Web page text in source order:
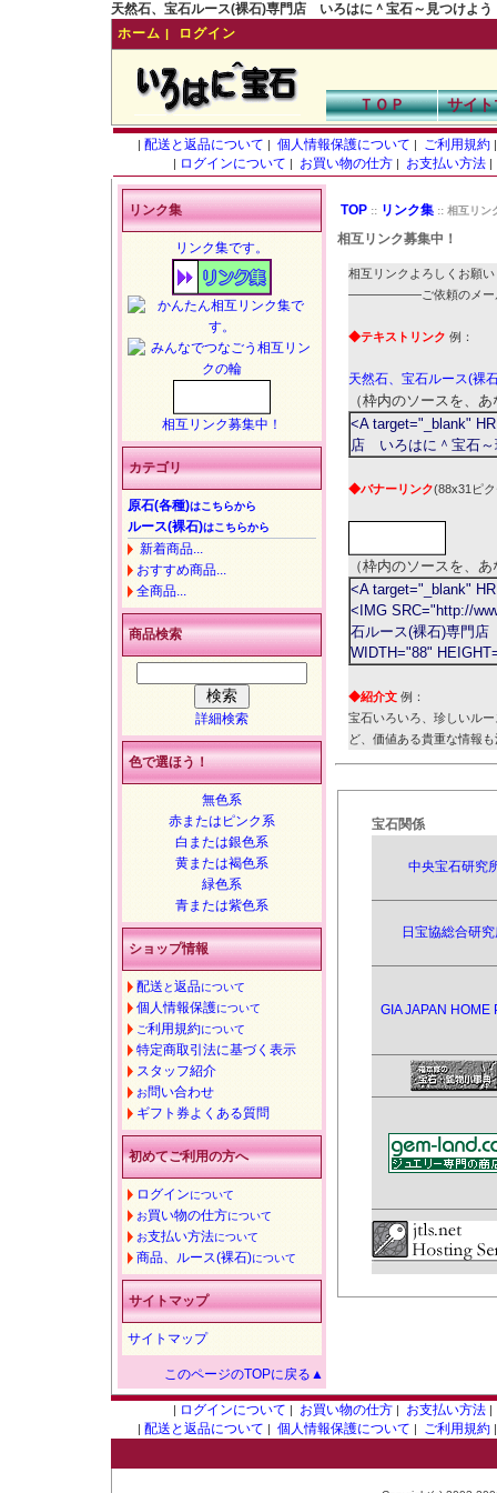
天然石、宝石ルース(裸石)専門店 いろはに＾宝石～見つけよ
ホーム | ログイン
ＴＯＰ サイ
| 配送と返品について | 個人情報保護について | ご利用規約
| ログインについて | お買い物の仕方 | お支払い方法 |
リンク集
リンク集です。
相互リンク募集中！
カテゴリ
原石(各種)はこちらから
ルース(裸石)はこちらから
新着商品...
おすすめ商品...
全商品...
商品検索
詳細検索
色で選ほう！
無色系
赤またはピンク系
白または銀色系
黄または褐色系
緑色系
青または紫色系
ショップ情報
配送 と返品について
個人情報保護について
ご利用規約について
特定商取引法に基づく表示
スタッフ紹介
お問い合わせ
ギフト券よくある質問
初めてご利用の方へ
ログインについて
お買い物の仕方について
お支払い方法について
商品、ルース(裸石)について
サイトマップ
サイトマップ
このページのTOPに戻る▲
TOP :: リンク集 :: 相互リン
相互リンク募集中！
相互リンクよろしくお願
――――――ご依頼のメー
◆テキストリンク 例：
天然石、宝石ルース(裸
（枠内のソースを、
<A target="_blank"
店 いろはに＾宝石～
◆バナーリンク(88x31ピ
（枠内のソースを、
<A target="_blank"
<IMG SRC="http://
石ルース(裸石)専門
WIDTH="88"
◆紹介文 例：
宝石いろいろ、珍しいル
ど、価値ある貴重な情報
宝石関係
中央宝石研究
日宝協総合研究
GIA JAPAN HOME
| ログインについて | お買い物の仕方 | お支払い方法 |
| 配送と返品について | 個人情報保護について | ご利用規約